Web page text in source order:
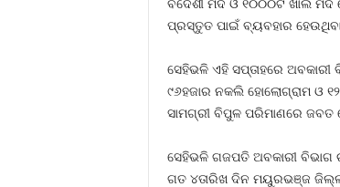
ବିଦେଶୀ ମଦ ଓ ୧୦୦୦ଟି ଖାଲି
ପ୍ରସ୍ତୁତ ପାଇଁ ବ୍ୟବହାର
ସେହିଭଳି ଏହି ସପ୍ତାହରେ
୯୬ହଜାର ନକଲି ହୋଲୋଗ୍ରାମ ଓ
ସାମଗ୍ରୀ ବିପୁଳ ପରିମାଣରେ ଜବତ
ସେହିଭଳି ଗଜପତି ଅବକାରୀ
ଗତ ୪ତାରିଖ ଦିନ ମୟୁରଭଞ୍ଜ